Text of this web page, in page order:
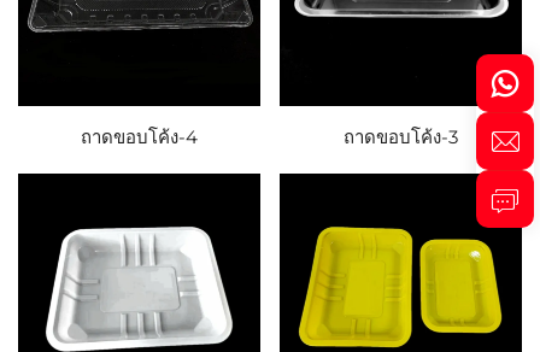
ถาดขอบโค้ง-4 ถาดขอบโค้ง-3